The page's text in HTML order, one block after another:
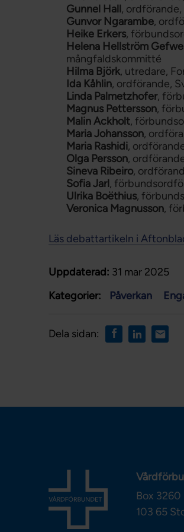
Gunnel Hall, ordförande,
Gunvor Ngarambe,
Heike Erkers,
Helena Hellström
mångfaldskommitté
Hilma Björk, utredare,
Ida Kåhlin, ordförande,
Linda Palmetzhofer,
Magnus Pettersson,
Malin Ackholt,
Maria Johansson,
Maria Rashidi,
Olga Persson,
Sineva Ribeiro,
Sofia Jarl,
Ulrika Boëthius,
Veronica Magnusson,
Läs debattartikeln i
Uppdaterad: 31 mar 2025
Kategorier:
Påverkan
Dela sidan:
Box 3260
103 65